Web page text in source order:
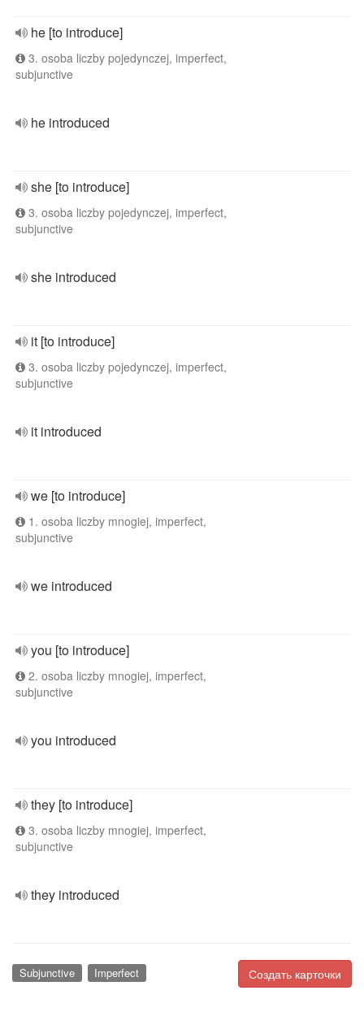
he [to introduce]
3. osoba liczby pojedynczej, imperfect,
subjunctive
he introduced
she [to introduce]
3. osoba liczby pojedynczej, imperfect,
subjunctive
she introduced
it [to introduce]
3. osoba liczby pojedynczej, imperfect,
subjunctive
it introduced
we [to introduce]
1. osoba liczby mnogiej, imperfect,
subjunctive
we introduced
you [to introduce]
2. osoba liczby mnogiej, imperfect,
subjunctive
you introduced
they [to introduce]
3. osoba liczby mnogiej, imperfect,
subjunctive
they introduced
Создать карточки
Subjunctive Imperfect